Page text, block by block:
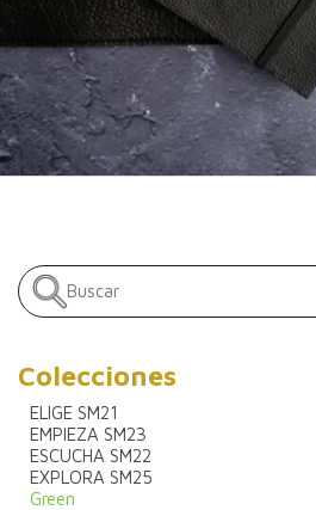
Colecciones
ELIGE SM21
EMPIEZA SM23
ESCUCHA SM22
EXPLORA SM25
Green